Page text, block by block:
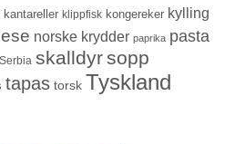
kantareller klippfisk kongereker kylling
norske krydder paprika pasta
Serbia skalldyrsopp
tapas torsk Tyskland